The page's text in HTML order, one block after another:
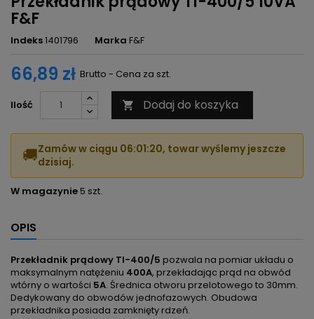
F&F
Indeks1401796 Marka F&F
66,89 zł Brutto - Cena za szt.
Ilość  Dodaj do koszyka
🚚Zamów w ciągu 06:01:20, towar wyślemy jeszcze
dzisiaj.
W magazynie5 szt.
OPIS
Przekładnik prądowy TI-400/5 pozwala na pomiar układu o
maksymalnym natężeniu 400A, przekładając prąd na obwód
wtórny o wartości 5A. Średnica otworu przelotowego to 30mm.
Dedykowany do obwodów jednofazowych. Obudowa
przekładnika posiada zamknięty rdzeń.